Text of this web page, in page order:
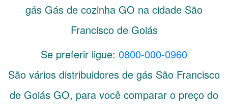
gás Gás de cozinha GO na cidade São
Francisco de Goiás
Se preferir ligue: 0800-000-0960
São vários distribuidores de gás São Francisco
de Goiás GO, para você comparar o preço do